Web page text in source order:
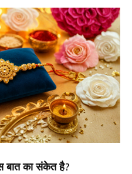
बात का संकेत है?